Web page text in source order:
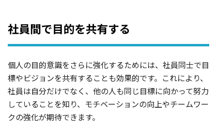
社員間で目的を共有する
個人の目的意識をさらに強化するためには、社員同士で目
標やビジョンを共有することも効果的です。これにより、
社員は自分だけでなく、他の人も同じ目標に向かって努力
していることを知り、モチベーションの向上やチームワー
クの強化が期待できます。